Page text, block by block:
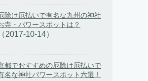
除け厄払いで有名な九州の神社
寺・パワースポットは？
（2017-10-14）
都でおすすめの厄除け厄払いで
名な神社パワースポット六選！